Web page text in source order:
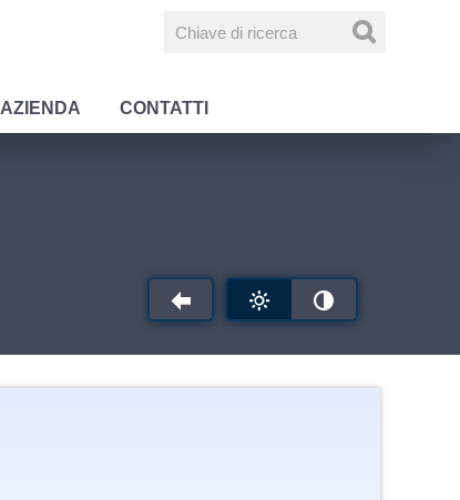
AZIENDA CONTATTI